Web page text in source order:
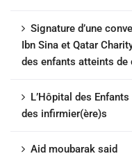
Signature d’une
Ibn Sina et Qatar
des enfants atteints
L’Hôpital des
des infirmier(ère)s
Aid moubarak said